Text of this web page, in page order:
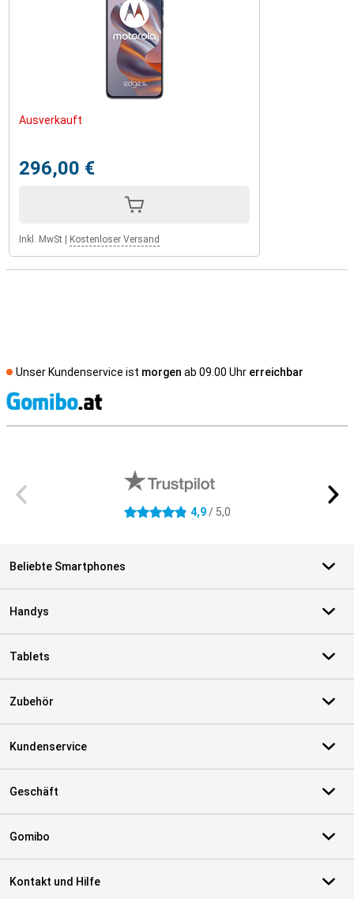
Ausverkauft
296,00 €
Inkl. MwSt | Kostenloser Versand
Unser Kundenservice ist morgen ab 09.00 Uhr erreichbar
4.9 Sterne 4,9/ 5,0
Beliebte Smartphones
Handys
Tablets
Zubehör
Kundenservice
Geschäft
Gomibo
Kontakt und Hilfe